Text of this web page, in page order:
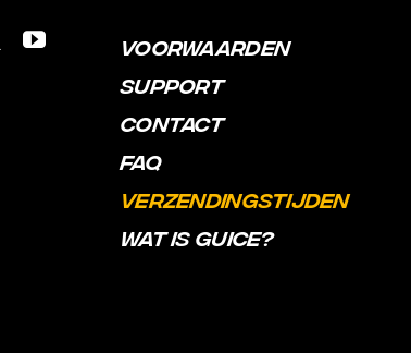
VOORWAARDEN
SUPPORT
CONTACT
FAQ
VERZENDINGSTIJDEN
WAT IS GUICE?